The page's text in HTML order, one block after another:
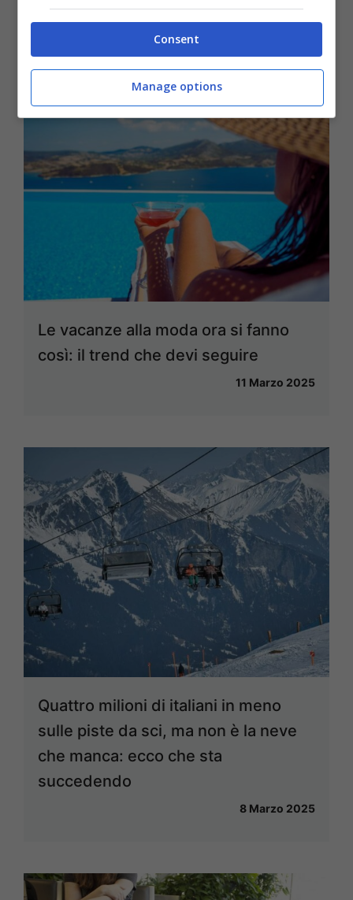
12 Marzo 2025
Le vacanze alla moda ora si fanno
così: il trend che devi seguire
11 Marzo 2025
Quattro milioni di italiani in meno
sulle piste da sci, ma non è la neve
che manca: ecco che sta
succedendo
8 Marzo 2025
Consent
Manage options